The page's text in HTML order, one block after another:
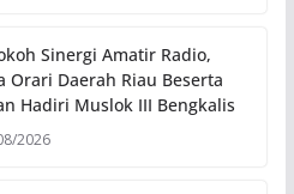
Sinergi Amatir Radio,
Orari Daerah Riau Beserta
Hadiri Muslok III Bengkalis
2026